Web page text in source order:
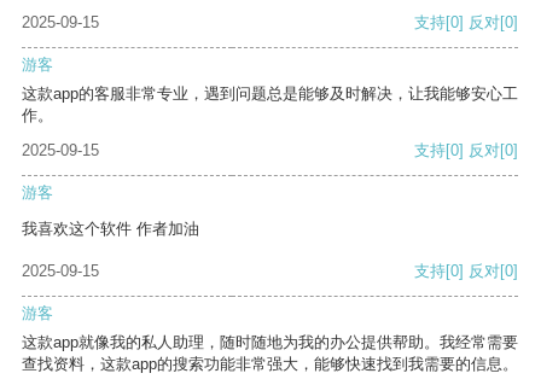
2025-09-15
支持[0] 反对[0]
游客
这款app的客服非常专业，遇到问题总是能够及时解决，让我能够安心工
作。
2025-09-15
支持[0] 反对[0]
游客
我喜欢这个软件 作者加油
2025-09-15 支持[0] 反对[0]
游客
这款app就像我的私人助理，随时随地为我的办公提供帮助。我经常需要
查找资料，这款app的搜索功能非常强大，能够快速找到我需要的信息。